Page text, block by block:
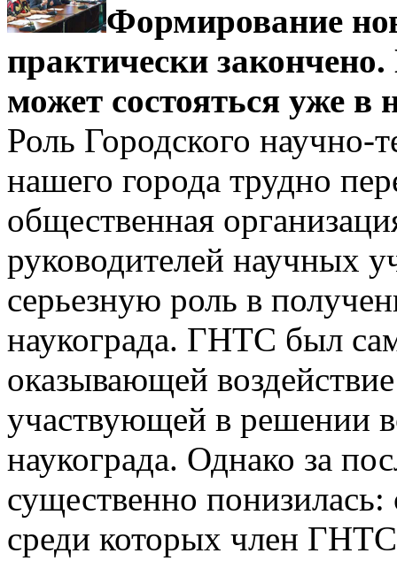
Формирование
практически
может состояться уже в
Роль Городского научно­-
нашего города трудно
общественная
руководителей научных
серьезную роль в
наукограда. ГНТС был
оказывающей
участвующей в решении
наукограда. Однако за
существенно
среди которых член